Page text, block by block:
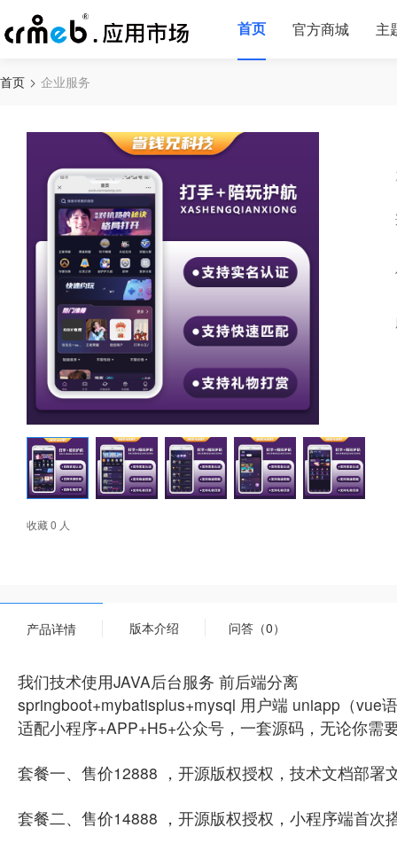
首页 官方商城 主
首页 企业服务
收藏 0 人
产品详情 版本介绍 问答（0）
我们技术使用JAVA后台服务 前后端分离
springboot+mybatisplus+mysql 用户端 uniapp（vue
适配小程序+APP+H5+公众号，一套源码，无论你
套餐一、售价12888 ，开源版权授权，技术文档部署
套餐二、售价14888 ，开源版权授权，小程序端首